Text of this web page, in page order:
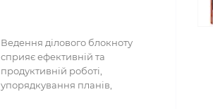
Ведення ділового блокноту
сприяє ефективній та
продуктивній роботі,
упорядкування планів,